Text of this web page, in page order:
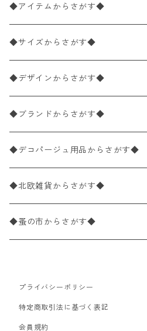
◆アイテムからさがす◆
ペーパーナプキン2枚バラ売り
ペーパーナプキン1枚バラ売り
ペーパーナプキン20枚入りパック
ペーパーナプキン10枚入りパック
ライスペーパー
ペーパーリネンナプキン
ワックスペーパー
デコパージュ用品
◆サイズからさがす◆
33×33cm（ランチサイズ）
バラ売り
パック売り
25×25cm（カクテルサイズ）
バラ売り
パック売り
40×40cm（ディナーサイズ）
バラ売り
パック売り
21×21cm（ポケットサイズ）
バラ売り
33cm（ラウンド）
◆デザインからさがす◆
花柄
植物・グリーン柄
動物・鳥・昆虫・蝶柄
海・魚柄
食べ物・フルーツ・野菜・ドリンク
食器・カトラリー柄
◆ブランドからさがす◆
ドイツ製 IHR/イア
ランチサイズ
カクテルサイズ
ドイツ製 Ambiente/アンビエンテ
ランチサイズ
ドイツ製 Paperproducts Design
カクテルサイズ
ランチサイズ
カクテルサイズ
ドイツ製 ti-flair/ティーフレア
ランチサイズ
ドイツ製 PAW/パウ
◆デコパージュ用品からさがす◆
デコパージュ液
デコパージュ下地
デコパージュはさみ
3Dデコパージュ
◆北欧雑貨からさがす◆
シリコンモールド
トレイ
ポスター・カレンダー
◆蚤の市からさがす◆
北欧雑貨
デコパージュ用品
プライバシーポリシー
特定商取引法に基づく表記
会員規約